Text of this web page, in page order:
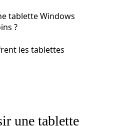
tablette Windows
?
les tablettes
une tablette